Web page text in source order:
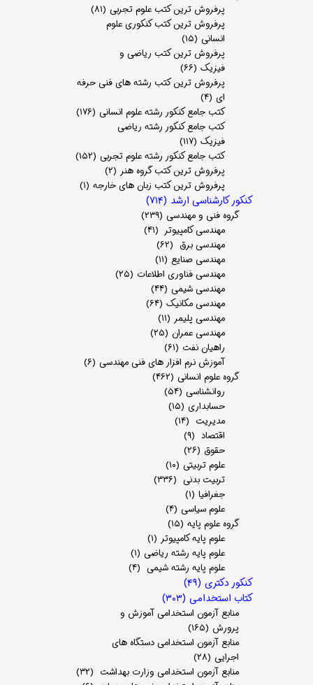
پرفروش ترین کتب علوم تجربی (۸۱)
پرفروش ترین کتب کنکوری علوم
انسانی (۱۵)
پرفروش ترین کتب ریاضی و
فیزیک (۶۶)
پرفروش ترین کتب رشته های فنی حرفه
ای (۴)
کتب جامع کنکور رشته علوم انسانی (۱۷۶)
کتب جامع کنکور رشته ریاضی
فیزیک (۱۱۷)
کتب جامع کنکور رشته علوم تجربی (۱۵۲)
پرفروش ترین کتب گروه هنر (۲)
پرفروش ترین کتب زبان های خارجه (۱)
کنکور کارشناسی ارشد (۷۱۴)
گروه فنی و مهندسی (۲۳۹)
مهندسی کامپیوتر (۴۱)
مهندسی برق (۶۲)
مهندسی صنایع (۱۱)
مهندسی فناوری اطلاعات (۲۵)
مهندسی شیمی (۴۴)
مهندسی مکانیک (۶۴)
مهندسی پلیمر (۱۱)
مهندسی عمران (۲۵)
راهیان نفت (۶۱)
آموزش نرم افزار های فنی مهندسی (۶)
گروه علوم انسانی (۴۶۲)
روانشناسی (۵۴)
حسابداری (۱۵)
مدیریت (۱۴)
اقتصاد (۹)
حقوق (۲۶)
علوم تربیتی (۱۰)
تربیت بدنی (۳۳۶)
جغرافیا (۱)
علوم سیاسی (۴)
گروه علوم پایه (۱۵)
علوم پایه کامپیوتر (۱)
علوم پایه رشته ریاضی (۱)
علوم پایه رشته شیمی (۴)
کنکور دکتری (۴۹)
کتاب استخدامی (۳۰۳)
منابع آزمون استخدامی آموزش و
پرورش (۱۶۵)
منابع آزمون استخدامی دستگاه های
اجرایی (۲۸)
منابع آزمون استخدامی وزارت بهداشت (۳۲)